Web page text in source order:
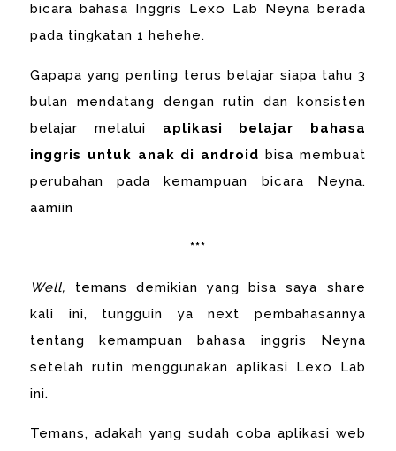
bicara bahasa Inggris Lexo Lab Neyna berada
pada tingkatan 1 hehehe.
Gapapa yang penting terus belajar siapa tahu 3
bulan mendatang dengan rutin dan konsisten
belajar melalui aplikasi belajar bahasa
inggris untuk anak di android bisa membuat
perubahan pada kemampuan bicara Neyna.
aamiin
***
Well, temans demikian yang bisa saya share
kali ini, tungguin ya next pembahasannya
tentang kemampuan bahasa inggris Neyna
setelah rutin menggunakan aplikasi Lexo Lab
ini.
Temans, adakah yang sudah coba aplikasi web